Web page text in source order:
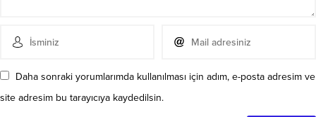
Daha sonraki yorumlarımda kullanılması için adım, e-posta adresim ve
site adresim bu tarayıcıya kaydedilsin.